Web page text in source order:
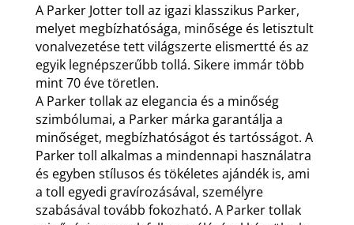
A Parker Jotter toll az igazi klasszikus Parker,
melyet megbízhatósága, minősége és letisztult
vonalvezetése tett világszerte elismertté és az
egyik legnépszerűbb tollá. Sikere immár több
mint 70 éve töretlen.
A Parker tollak az elegancia és a minőség
szimbólumai, a Parker márka garantálja a
minőséget, megbízhatóságot és tartósságot. A
Parker toll alkalmas a mindennapi használatra
és egyben stílusos és tökéletes ajándék is, ami
a toll egyedi gravírozásával, személyre
szabásával tovább fokozható. A Parker tollak